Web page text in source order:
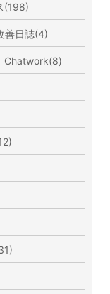
(198)
善日誌(4)
Chatwork(8)